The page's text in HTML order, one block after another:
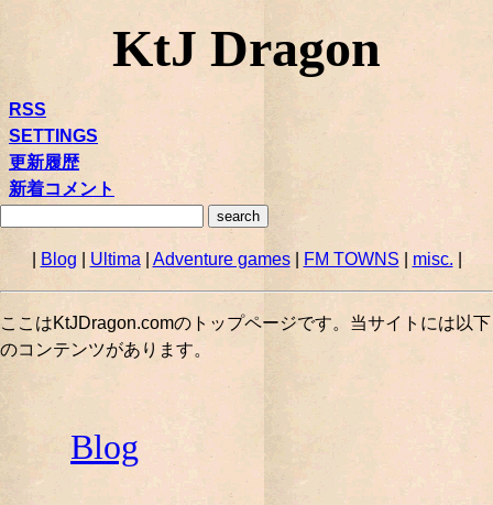
KtJ Dragon
RSS
SETTINGS
更新履歴
新着コメント
Blog Ultima Adventure games| FM TOWNS misc.
ここはKtJDragon.comのトップページです。当サイトには以下
のコンテンツがあります。
Blog